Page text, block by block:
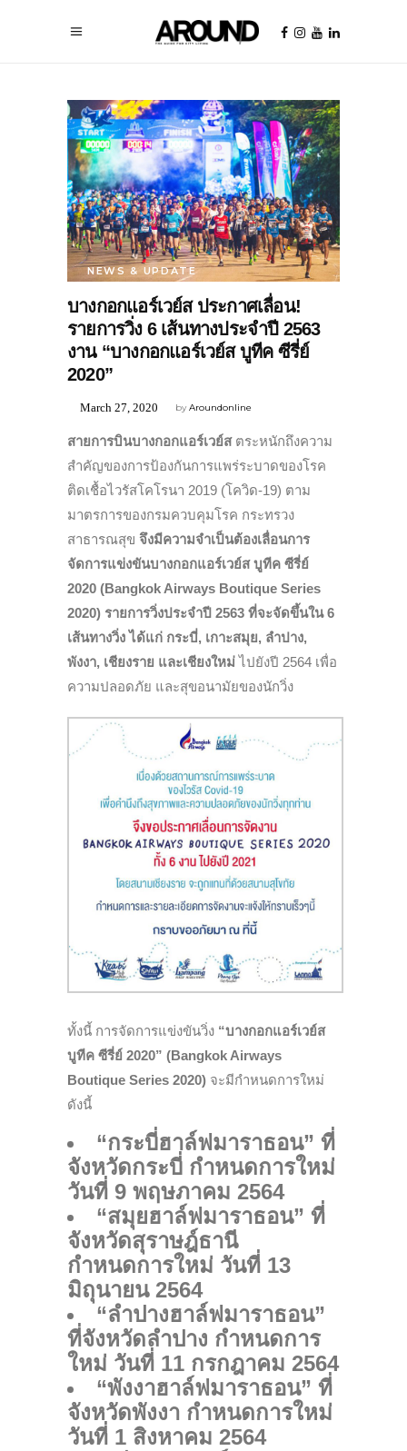
NEWS & UPDATE
บางกอกแอร์เวย์ส ประกาศเลื่อน!
รายการวิ่ง 6 เส้นทางประจำปี 2563
งาน “บางกอกแอร์เวย์ส บูทีค ซีรี่ย์
2020”
byAroundonline
March 27, 2020
สายการบินบางกอกแอร์เวย์สตระหนักถึงความ
สำคัญของการป้องกันการแพร่ระบาดของโรค
ติดเชื้อไวรัสโคโรนา 2019 (โควิด-19) ตาม
มาตรการของกรมควบคุมโรค กระทรวง
สาธารณสุข จึงมีความจำเป็นต้องเลื่อนการ
จัดการแข่งขันบางกอกแอร์เวย์ส บูทีค ซีรี่ย์
2020 (Bangkok Airways Boutique Series
2020) รายการวิ่งประจำปี 2563 ที่จะจัดขึ้นใน 6
เส้นทางวิ่ง ได้แก่ กระบี่, เกาะสมุย, ลำปาง,
พังงา, เชียงราย และเชียงใหม่ไปยังปี 2564 เพื่อ
ความปลอดภัย และสุขอนามัยของนักวิ่ง
ทั้งนี้ การจัดการแข่งขันวิ่ง “บางกอกแอร์เวย์ส
บูทีค ซีรี่ย์ 2020” (Bangkok Airways
Boutique Series 2020) จะมีกำหนดการใหม่
ดังนี้
“กระบี่ฮาล์ฟมาราธอน” ที่
จังหวัดกระบี่ กำหนดการใหม่
วันที่ 9 พฤษภาคม 2564
“สมุยฮาล์ฟมาราธอน” ที่
จังหวัดสุราษฎ์ธานี
กำหนดการใหม่ วันที่ 13
มิถุนายน 2564
“ลำปางฮาล์ฟมาราธอน”
ที่จังหวัดลำปาง กำหนดการ
ใหม่ วันที่ 11 กรกฎาคม 2564
“พังงาฮาล์ฟมาราธอน” ที่
จังหวัดพังงา กำหนดการใหม่
วันที่ 1 สิงหาคม 2564